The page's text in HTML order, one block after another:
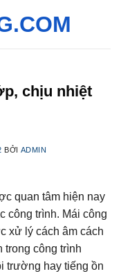
chịu nhiệt
BỞI ADMIN
quan tâm hiện nay
công trình. Mái công
xử lý cách âm cách
trong công trình
trường hay tiếng ồn